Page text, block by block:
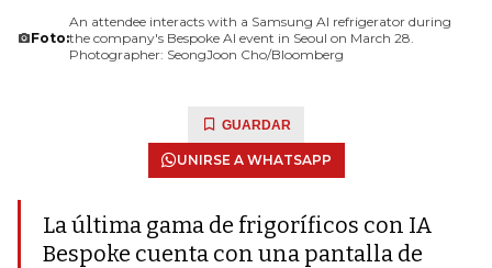
Foto:
An attendee interacts with a Samsung AI refrigerator during
the company's Bespoke AI event in Seoul on March 28.
Photographer: SeongJoon Cho/Bloomberg
GUARDAR
UNIRSE A WHATSAPP
La última gama de frigoríficos con IA
Bespoke cuenta con una pantalla de